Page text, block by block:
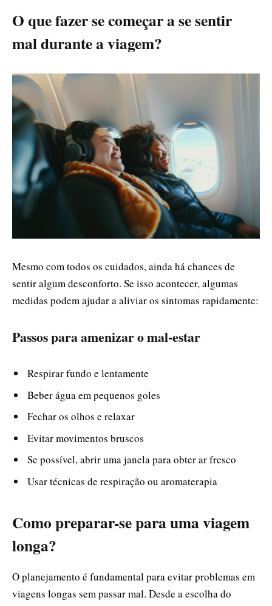
O que fazer se começar a se sentir
mal durante a viagem?
Mesmo com todos os cuidados, ainda há chances de
sentir algum desconforto. Se isso acontecer, algumas
medidas podem ajudar a aliviar os sintomas rapidamente:
Passos para amenizar o mal-estar
Respirar fundo e lentamente
Beber água em pequenos goles
Fechar os olhos e relaxar
Evitar movimentos bruscos
Se possível, abrir uma janela para obter ar fresco
Usar técnicas de respiração ou aromaterapia
Como preparar-se para uma viagem
longa?
O planejamento é fundamental para evitar problemas em
viagens longas sem passar mal. Desde a escolha do